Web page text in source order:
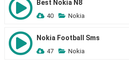
Best Nokia N8
40 Nokia
Nokia Football Sms
47 Nokia